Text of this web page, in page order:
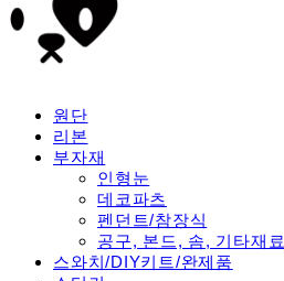
원단
리본
부자재
인형눈
데코파츠
펜던트/참장식
공구, 본드, 솜, 기타재료
스와치/DIY키트/완제품